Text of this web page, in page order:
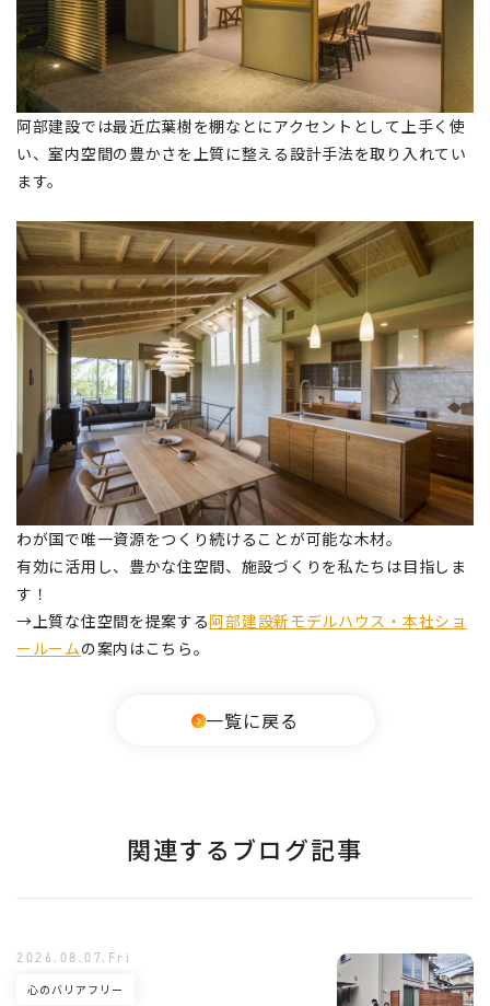
阿部建設では最近広葉樹を棚なとにアクセントとして上手く使
い、室内空間の豊かさを上質に整える設計手法を取り入れてい
ます。
わが国で唯一資源をつくり続けることが可能な木材。
有効に活用し、豊かな住空間、施設づくりを私たちは目指しま
す！
→上質な住空間を提案する阿部建設新モデルハウス・本社ショ
ールームの案内はこちら。
一覧に戻る
関連するブログ記事
心のバリアフリー
2026.08.07.Fri